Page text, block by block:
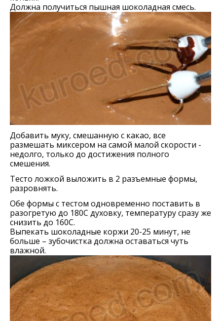
Должна получиться пышная шоколадная смесь.
Добавить муку, смешанную с какао, все
размешать миксером на самой малой скорости -
недолго, только до достижения полного
смешения.
Тесто ложкой выложить в 2 разъемные формы,
разровнять.
Обе формы с тестом одновременно поставить в
разогретую до 180С духовку, температуру сразу же
снизить до 160С.
Выпекать шоколадные коржи 20-25 минут, не
больше – зубочистка должна оставаться чуть
влажной.